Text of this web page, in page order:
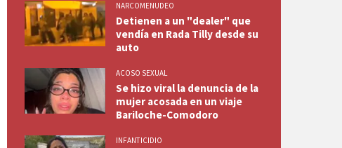
NARCOMENUDEO
Detienen a un "dealer" que
vendía en Rada Tilly desde su
auto
ACOSO SEXUAL
Se hizo viral la denuncia de la
mujer acosada en un viaje
Bariloche-Comodoro
INFANTICIDIO